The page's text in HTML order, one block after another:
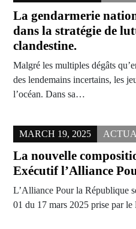
La gendarmerie
dans la stratégie de
clandestine.
Malgré les multiples dégâts
des lendemains incertains, les
l’océan. Dans sa…
MARCH 19, 2025
La nouvelle
Exécutif l’Alliance
L’Alliance Pour la République
01 du 17 mars 2025 prise par